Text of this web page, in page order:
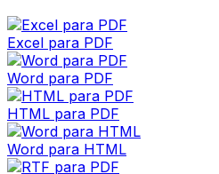
Excel para PDF
Word para PDF
HTML para PDF
Word para HTML